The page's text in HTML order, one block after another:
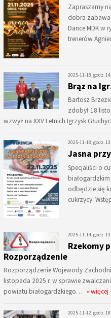
Zapraszamy
dobra zabawa
Dance MDK w
trenerów
2025-11-18, godz.
Brąz na
Bartosz
zdobył 18
wzwyż na XXV Letnich Igrzysk
2025-11-18, godz.
Jasna
Specjaliści o
odbędzie się
cukrzycy'
2025-11-14, godz.
Rzekomy
Rozporządzenie
Rozporządzenie Wojewody
listopada 2025 r. w sprawie
powiatu białogardzkiego… » więcej
2025-11-12, godz.